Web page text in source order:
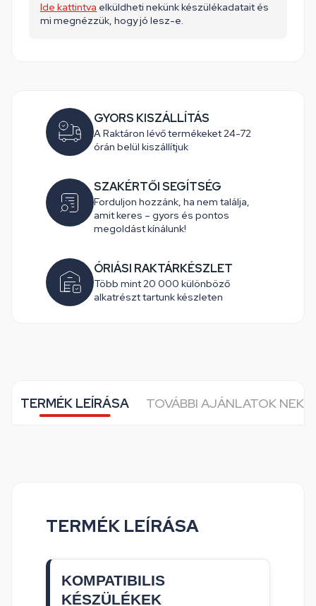
Ide kattintva elküldheti nekünk készülékadatait és
mi megnézzük, hogy jó lesz-e.
GYORS KISZÁLLÍTÁS
A Raktáron lévő termékeket 24-72
órán belül kiszállítjuk
SZAKÉRTŐI SEGÍTSÉG
Forduljon hozzánk, ha nem találja,
amit keres – gyors és pontos
megoldást kínálunk!
ÓRIÁSI RAKTÁRKÉSZLET
Több mint 20 000 különböző
alkatrészt tartunk készleten
TERMÉK LEÍRÁSA TOVÁBBI AJÁNLATOK
TERMÉK LEÍRÁSA
KOMPATIBILIS
KÉSZÜLÉKEK